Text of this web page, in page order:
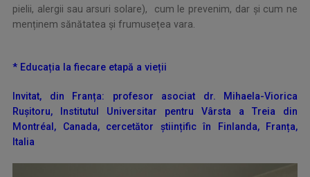
pielii, alergii sau arsuri solare), cum le prevenim, dar și cum ne
menținem sănătatea și frumusețea vara.
* Educația la fiecare etapă a vieții
Invitat, din Franța: profesor asociat dr. Mihaela-Viorica
Rușitoru, Institutul Universitar pentru Vârsta a Treia din
Montréal, Canada, cercetător științificîn Finlanda, Franța,
Italia